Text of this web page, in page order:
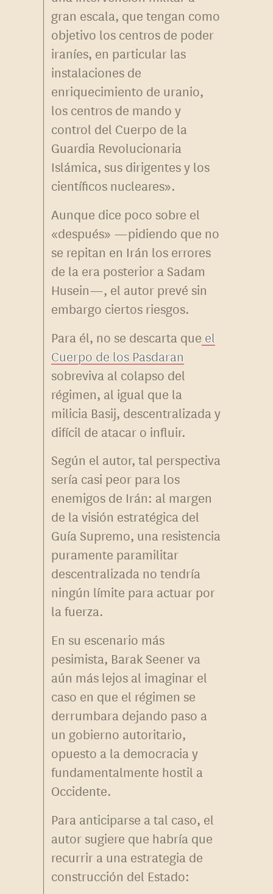
gran escala, que tengan como
objetivo los centros de poder
iraníes, en particular las
instalaciones de
enriquecimiento de uranio,
los centros de mando y
control del Cuerpo de la
Guardia Revolucionaria
Islámica, sus dirigentes y los
científicos nucleares».
Aunque dice poco sobre el
«después» —pidiendo que no
se repitan en Irán los errores
de la era posterior a Sadam
Husein—, el autor prevé sin
embargo ciertos riesgos.
Para él, no se descarta que el
Cuerpo de los Pasdaran
sobreviva al colapso del
régimen, al igual que la
milicia Basij, descentralizada y
difícil de atacar o influir.
Según el autor, tal perspectiva
sería casi peor para los
enemigos de Irán: al margen
de la visión estratégica del
Guía Supremo, una resistencia
puramente paramilitar
descentralizada no tendría
ningún límite para actuar por
la fuerza.
En su escenario más
pesimista, Barak Seener va
aún más lejos al imaginar el
caso en que el régimen se
derrumbara dejando paso a
un gobierno autoritario,
opuesto a la democracia y
fundamentalmente hostil a
Occidente.
Para anticiparse a tal caso, el
autor sugiere que habría que
recurrir a una estrategia de
construcción del Estado: